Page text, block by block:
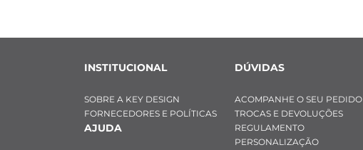
INSTITUCIONAL
SOBRE A KEY DESIGN
FORNECEDORES E POLÍTICAS
AJUDA
DÚVIDAS
ACOMPANHE O SEU PEDIDO
TROCAS E DEVOLUÇÕES
REGULAMENTO
PERSONALIZAÇÃO